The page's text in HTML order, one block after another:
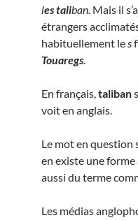
les taliban. Mais il
étrangers
habituellement les
Touaregs.
En français,taliban
voit en anglais.
Le mot en question
en existe une forme
aussi du terme
Les médias